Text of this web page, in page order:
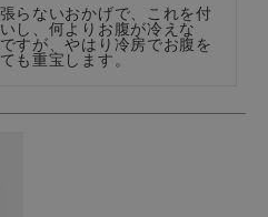
らないおかげで、これを付
し、何よりお腹が冷えな
すが、やはり冷房でお腹を
も重宝します。